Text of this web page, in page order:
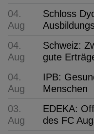
04.
Aug
Schloss
04.
Aug
Schweiz:
gute
04.
Aug
IPB:
Menschen
03.
Aug
EDEKA:
des FC